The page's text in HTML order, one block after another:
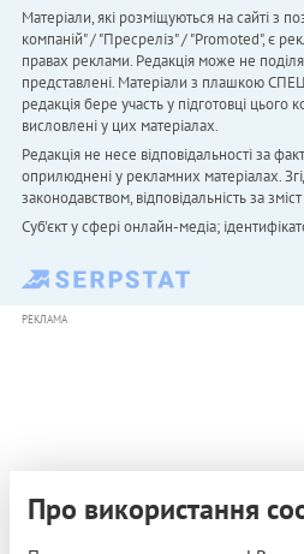
Матеріали, які розміщуються на сайті з
компаній" / "Пресреліз" / "Promoted", є
правах реклами. Редакція може не
представлені. Матеріали з плашкою
редакція бере участь у підготовці цього
висловлені у цих матеріалах.
Редакція не несе відповідальності за
оприлюднені у рекламних матеріалах.
законодавством, відповідальність за
Cуб'єкт у сфері онлайн-медіа;
РЕКЛАМА
Про використання